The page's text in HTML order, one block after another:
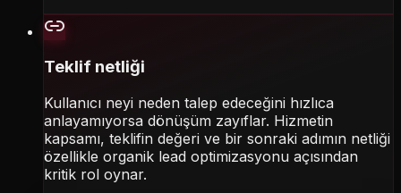
Teklif netliği
Kullanıcı neyi neden talep edeceğini hızlıca
anlayamıyorsa dönüşüm zayıflar. Hizmetin
kapsamı, teklifin değeri ve bir sonraki adımın netliği
özellikle organik lead optimizasyonu açısından
kritik rol oynar.